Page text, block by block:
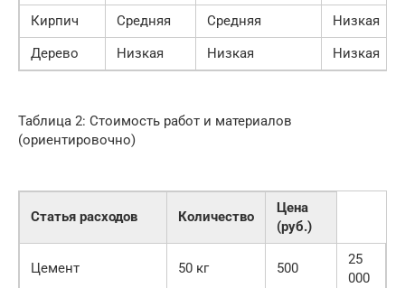
Кирпич
Средняя Средняя
Низкая
Дерево
Низкая Низкая Низкая
Таблица 2: Стоимость работ и материалов
(ориентировочно)
Статья расходов Количество
Цена
(руб.)
Цемент 50 кг 500
25
000